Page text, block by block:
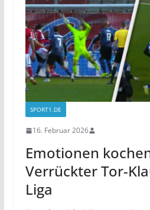
SPORT1.DE
16. Februar 2026
Emotionen
Verrückter Tor-
Liga